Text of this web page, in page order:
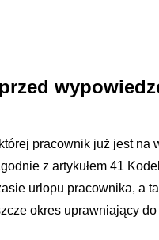
pracownik już jest na
z artykułem 41
urlopu pracownika, a
okres uprawniający